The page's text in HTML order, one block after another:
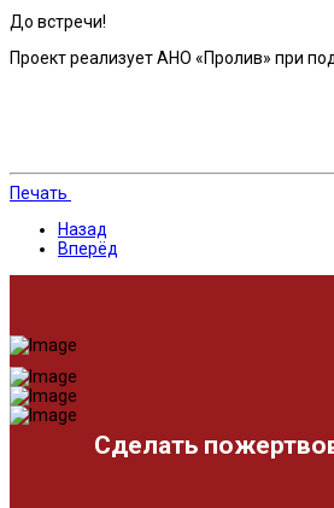
До встречи!
Проект реализует АНО «Пролив» при
Печать
Назад
Вперёд
Сделать